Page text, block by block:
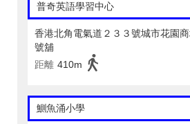
普奇英語學習中心
香港北角電氣道２３３號城市花園
號舖
距離 410m
鰂魚涌小學